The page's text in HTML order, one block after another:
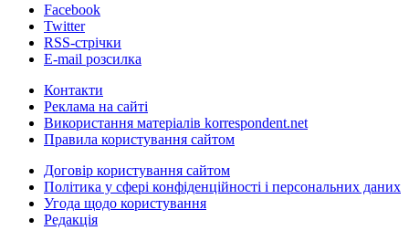
Facebook
Twitter
RSS-стрічки
E-mail розсилка
Контакти
Реклама на сайті
Використання матеріалів korrespondent.net
Правила користування сайтом
Договір користування сайтом
Політика у сфері конфіденційності і персональних даних
Угода щодо користування
Редакція